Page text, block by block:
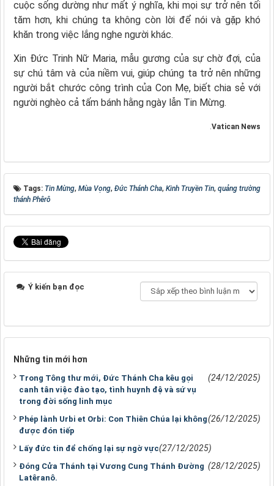
cuộc sống dường như mất ý nghĩa, khi mọi sự trở nên tối
tăm hơn, khi chúng ta không còn lời để nói và gặp khó
khăn trong việc lắng nghe người khác.
Xin Đức Trinh Nữ Maria, mẫu gương của sự chờ đợi, của
sự chú tâm và của niềm vui, giúp chúng ta trở nên những
người bắt chước công trình của Con Mẹ, biết chia sẻ với
người nghèo cả tấm bánh hằng ngày lẫn Tin Mừng.
Vatican News
Tags: Tin Mừng, Mùa Vọng, Đức Thánh Cha, Kinh Truyền Tin, quảng trường
thánh Phêrô
Ý kiến bạn đọc
Những tin mới hơn
Trong Tông thư mới, Đức Thánh Cha kêu gọi
canh tân việc đào tạo, tình huynh đệ và sứ vụ
trong đời sống linh mục
(24/12/2025)
Phép lành Urbi et Orbi: Con Thiên Chúa lại không
được đón tiếp
(26/12/2025)
Lấy đức tin để chống lại sự ngờ vực(27/12/2025)
Đóng Cửa Thánh tại Vương Cung Thánh Đường
Latêranô.
(28/12/2025)